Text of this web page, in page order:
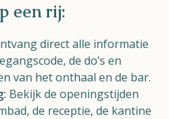
een rij:
direct alle informatie
de do’s en
van het onthaal en de bar.
Bekijk de openingstijden
de receptie, de kantine